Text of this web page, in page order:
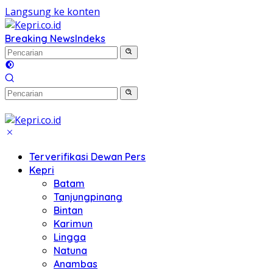
Langsung ke konten
Breaking NewsIndeks
Terverifikasi Dewan Pers
Kepri
Batam
Tanjungpinang
Bintan
Karimun
Lingga
Natuna
Anambas